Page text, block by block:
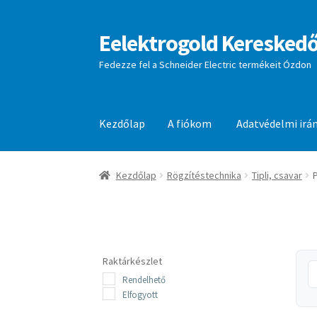
Ugrás
a
navigációhoz
Kilépés
a
tartalomba
Eelektrogold
Fedezze fel a Schneider Electric termékeit Ózdon
Kezdőlap A fiókom Adatvédelmi
Kezdőlap A fiókom Adatvédelmi irányelvek
Kezdőlap Rögzítéstechnika Tipli, csavar
Raktárkészlet
Rendelhető
Elfogyott